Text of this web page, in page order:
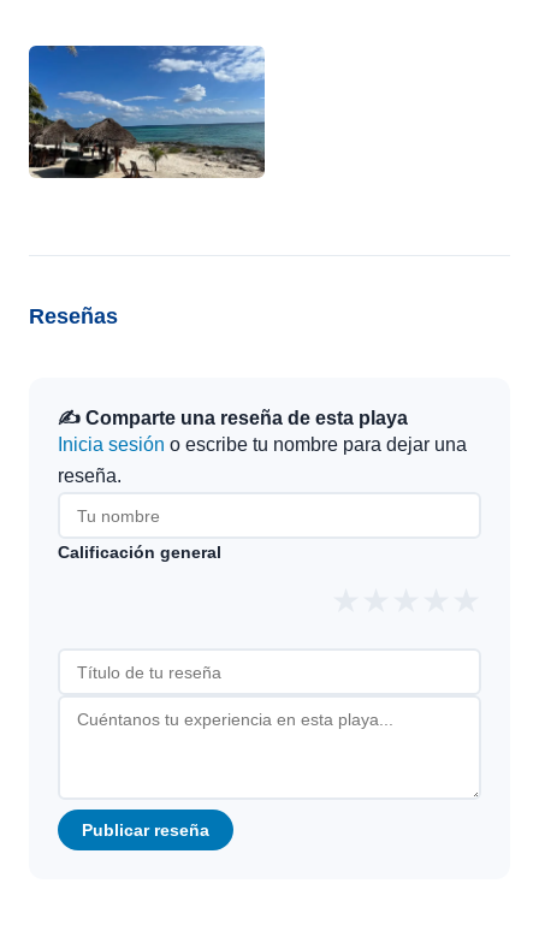
Reseñas
✍️ Comparte una reseña de esta playa
Inicia sesión o escribe tu nombre para dejar una
reseña.
Calificación general
Publicar reseña